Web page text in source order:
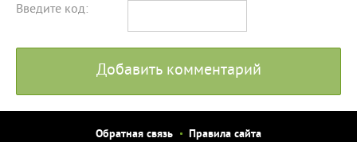
Введите код:
Добавить комментарий
Обратная связь Правила сайта